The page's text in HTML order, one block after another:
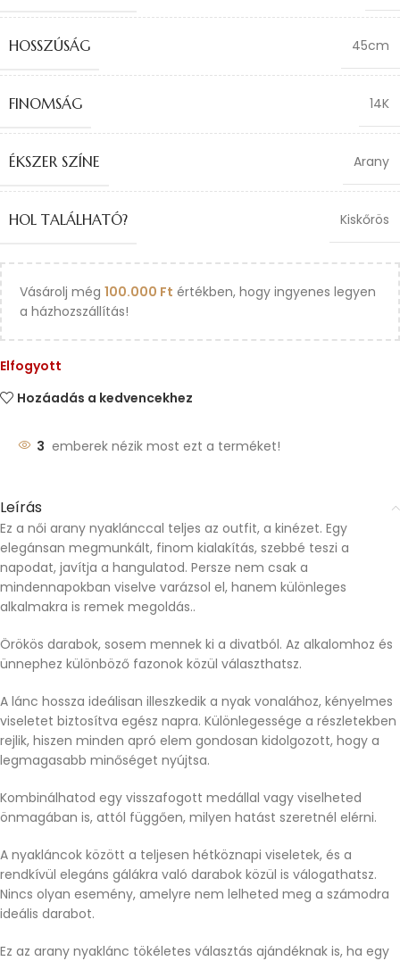
HOSSZÚSÁG 45cm
FINOMSÁG 14K
ÉKSZER SZÍNE Arany
HOL TALÁLHATÓ? Kiskőrös
Vásárolj még 100.000 Ft értékben, hogy ingyenes legyen
a házhozszállítás!
Elfogyott
Hozáadás a kedvencekhez
3 emberek nézik most ezt a terméket!
Leírás
Ez a női arany nyaklánccal teljes az outfit, a kinézet. Egy
elegánsan megmunkált, finom kialakítás, szebbé teszi a
napodat, javítja a hangulatod. Persze nem csak a
mindennapokban viselve varázsol el, hanem különleges
alkalmakra is remek megoldás..
Örökös darabok, sosem mennek ki a divatból. Az alkalomhoz és
ünnephez különböző fazonok közül választhatsz.
A lánc hossza ideálisan illeszkedik a nyak vonalához, kényelmes
viseletet biztosítva egész napra. Különlegessége a részletekben
rejlik, hiszen minden apró elem gondosan kidolgozott, hogy a
legmagasabb minőséget nyújtsa.
Kombinálhatod egy visszafogott medállal vagy viselheted
önmagában is, attól függően, milyen hatást szeretnél elérni.
A nyakláncok között a teljesen hétköznapi viseletek, és a
rendkívül elegáns gálákra való darabok közül is válogathatsz.
Nincs olyan esemény, amelyre nem lelheted meg a számodra
ideális darabot.
Ez az arany nyaklánc tökéletes választás ajándéknak is, ha egy